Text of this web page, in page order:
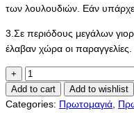
των λουλουδιών. Εάν
3.Σε περιόδους μεγάλων
έλαβαν χώρα οι παραγγελίες.
+
Rozalia
Wreath
quantity
Add to cart
Add to wishlist
Categories: Πρωτομαγιά,